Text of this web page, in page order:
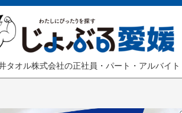
タオル株式会社の正社員・パート・アルバイ